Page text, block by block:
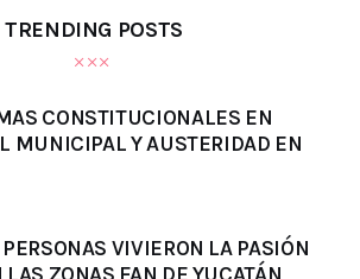
TRENDING POSTS
CONSTITUCIONALES EN
MUNICIPAL Y AUSTERIDAD EN
VIVIERON LA PASIÓN